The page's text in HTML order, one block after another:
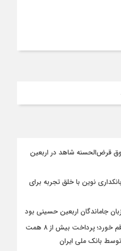
قرض‌الحسنه شاهد در اربعین
نوین با خلق تجربه برای
جاماندگان اربعین حسینی بود
در چهار ماه نخست ۱۴۰۵ رقم خورد؛ پرداخت بیش از ۸ همت
بانک ملی ایران